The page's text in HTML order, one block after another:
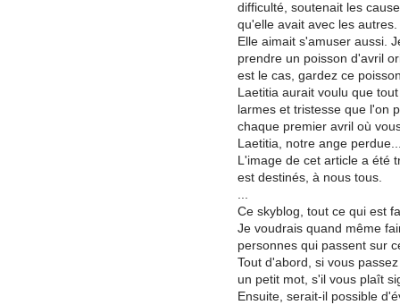
difficulté, soutenait les
qu'elle avait avec les autres.
Elle aimait s'amuser aussi.
prendre un poisson d'avril
est le cas, gardez ce
Laetitia aurait voulu que
larmes et tristesse que l'on
chaque premier avril où
Laetitia, notre ange
L'image de cet article a été
est destinés, à nous tous.
Ce skyblog, tout ce qui est
Je voudrais quand même
personnes qui passent sur
Tout d'abord, si vous
un petit mot, s'il vous plaît
Ensuite, serait-il possible